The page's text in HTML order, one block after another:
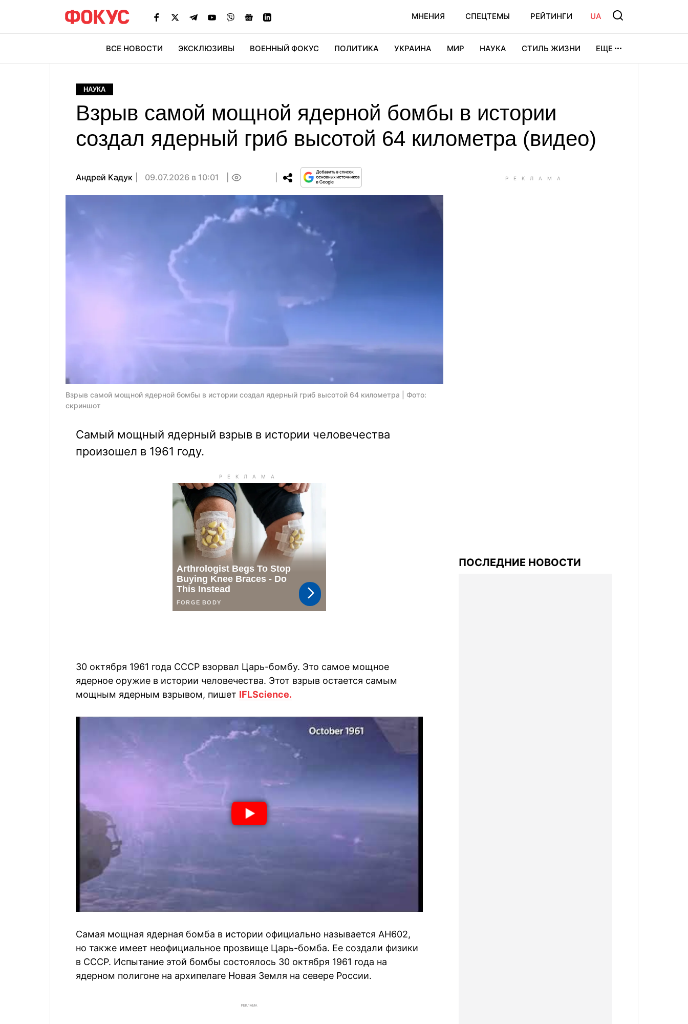
МНЕНИЯ СПЕЦТЕМЫ РЕЙТИНГИ UA
ВСЕ НОВОСТИ ЭКСКЛЮЗИВЫ ВОЕННЫЙ ФОКУС ПОЛИТИКА УКРАИНА МИР НАУКА СТИЛЬ ЖИЗНИ ЕЩЕ
НАУКА
Взрыв самой мощной ядерной бомбы в истории
создал ядерный гриб высотой 64 километра (видео)
Андрей Кадук 09.07.2026 в 10:01
Взрыв самой мощной ядерной бомбы в истории создал ядерный гриб высотой 64 километра | Фото:
скриншот
Самый мощный ядерный взрыв в истории человечества
произошел в 1961 году.
30 октября 1961 года СССР взорвал Царь-бомбу. Это самое мощное
ядерное оружие в истории человечества. Этот взрыв остается самым
мощным ядерным взрывом, пишет IFLScience.
Самая мощная ядерная бомба в истории официально называется АН602,
но также имеет неофициальное прозвище Царь-бомба. Ее создали физики
в СССР. Испытание этой бомбы состоялось 30 октября 1961 года на
ядерном полигоне на архипелаге Новая Земля на севере России.
РЕКЛАМА
ПОСЛЕДНИЕ НОВОСТИ